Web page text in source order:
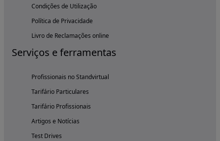
Condições de Utilização
Política de Privacidade
Livro de Reclamações online
Serviços e ferramentas
Profissionais no Standvirtual
Tarifário Particulares
Tarifário Profissionais
Artigos e Notícias
Test Drives